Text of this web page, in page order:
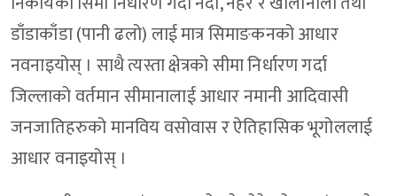
डाँडाकाँडा (पानी ढलो) लाई मात्र सिमाङकनको आधार
नवनाइयोस् । साथै त्यस्ता क्षेत्रको सीमा निर्धारण गर्दा
जिल्लाको वर्तमान सीमानालाई आधार नमानी आदिवासी
जनजातिहरुको मानविय वसोवास र ऐतिहासिक भूगोललाई
आधार वनाइयोस् ।